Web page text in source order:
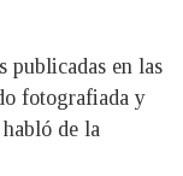
publicadas en las
fotografiada y
de la